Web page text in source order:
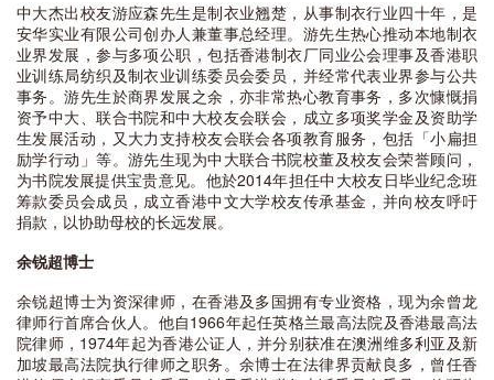
中大杰出校友游应森先生是制衣业翘楚，从事制衣行业四十年，是
安华实业有限公司创办人兼董事总经理。游先生热心推动本地制衣
业界发展，参与多项公职，包括香港制衣厂同业公会理事及香港职
业训练局纺织及制衣业训练委员会委员，并经常代表业界参与公共
事务。游先生於商界发展之余，亦非常热心教育事务，多次慷慨捐
资予中大、联合书院和中大校友会联会，成立多项奖学金及资助学
生发展活动，又大力支持校友会联会各项教育服务，包括「小扁担
励学行动」等。游先生现为中大联合书院校董及校友会荣誉顾问，
为书院发展提供宝贵意见。他於2014年担任中大校友日毕业纪念班
筹款委员会成员，成立香港中文大学校友传承基金，并向校友呼吁
捐款，以协助母校的长远发展。
余锐超博士
余锐超博士为资深律师，在香港及多国拥有专业资格，现为余曾龙
律师行首席合伙人。他自1966年起任英格兰最高法院及香港最高法
院律师，1974年起为香港公证人，并分别获准在澳洲维多利亚及新
加坡最高法院执行律师之职务。余博士在法律界贡献良多，曾任香